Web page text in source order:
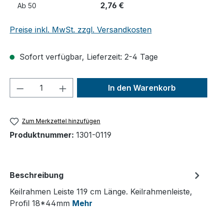
Ab 50 2,76 €
Preise inkl. MwSt. zzgl. Versandkosten
Sofort verfügbar, Lieferzeit: 2-4 Tage
Produkt Anzahl: Gib denIn den Warenkorb
Zum Merkzettel hinzufügen
Produktnummer: 1301-0119
Beschreibung
Keilrahmen Leiste 119 cm Länge. Keilrahmenleiste,
Profil 18*44mm Mehr